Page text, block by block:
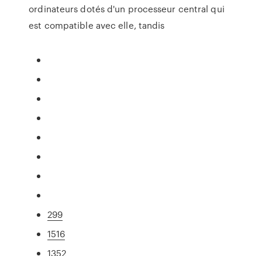
ordinateurs dotés d'un processeur central qui
est compatible avec elle, tandis
299
1516
1352